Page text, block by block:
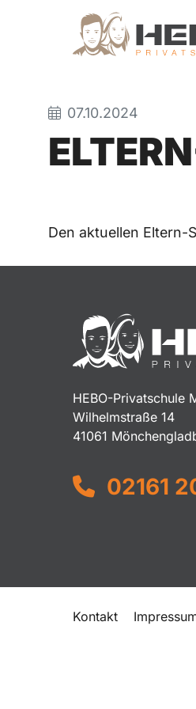
07.10.2024
Den aktuellen
HEBO-Privatschule
Wilhelmstraße 14
41061
02161
Kontakt